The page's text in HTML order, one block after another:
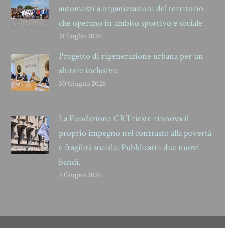
automezzi a organizzazioni del territorio
che operano in ambito sportivo e sociale
21 Luglio 2026
Progetto di rigenerazione urbana per un
abitare inclusivo
30 Giugno 2026
La Fondazione CRTrieste rinnova il
proprio impegno nel contrasto alla povertà
e fragilità sociale. Pubblicati i due nuovi
bandi.
3 Giugno 2026